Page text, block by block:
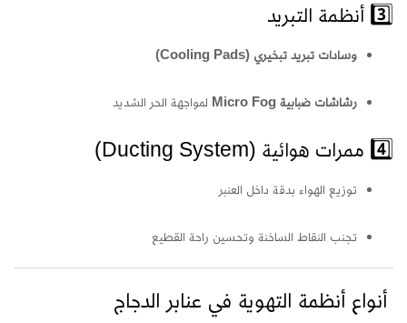
3️⃣ أنظمة التبريد
وسادات تبريد تبخيري (Cooling Pads)
رشاشات ضبابية Micro Fog لمواجهة الحر الشديد
4️⃣ ممرات هوائية (Ducting System)
توزيع الهواء بدقة داخل العنبر
تجنب النقاط الساخنة وتحسين راحة القطيع
أنواع أنظمة التهوية في عنابر الدجاج